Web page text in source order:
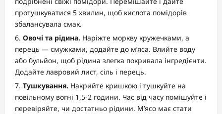
протушкуватися 5 хвилин, щоб кислота помідорів
збалансувала смак.
Овочі та рідина. Наріжте моркву кружечками, а
перець — смужками, додайте до м’яса. Влийте воду
або бульйон, щоб рідина злегка покривала інгредієнти.
Додайте лавровий лист, сіль і перець.
Тушкування. Накрийте кришкою і тушкуйте на
повільному вогні 1,5-2 години. Час від часу помішуйте і
перевіряйте, чи достатньо рідини. М’ясо має стати